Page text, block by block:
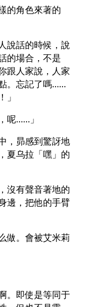
的角色來著的
說話的時候，說
的場合，不是
跟人家說，人家
。忘記了嗎……
」
呢……」
，昴感到驚訝地
夏乌拉「嘿」的
沒有聲音著地的
邊，把他的手臂
做。會被艾米莉
。即使是等同于